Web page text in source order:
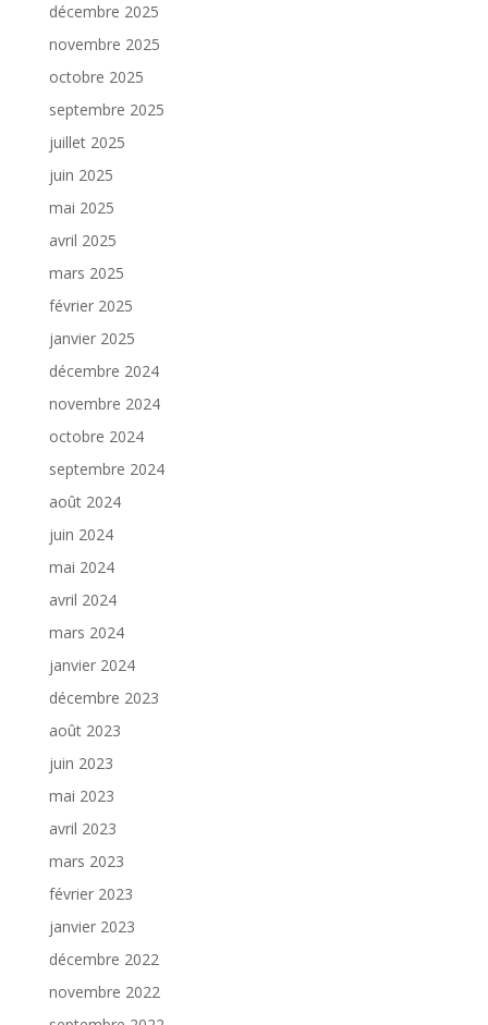
décembre 2025
novembre 2025
octobre 2025
septembre 2025
juillet 2025
juin 2025
mai 2025
avril 2025
mars 2025
février 2025
janvier 2025
décembre 2024
novembre 2024
octobre 2024
septembre 2024
août 2024
juin 2024
mai 2024
avril 2024
mars 2024
janvier 2024
décembre 2023
août 2023
juin 2023
mai 2023
avril 2023
mars 2023
février 2023
janvier 2023
décembre 2022
novembre 2022